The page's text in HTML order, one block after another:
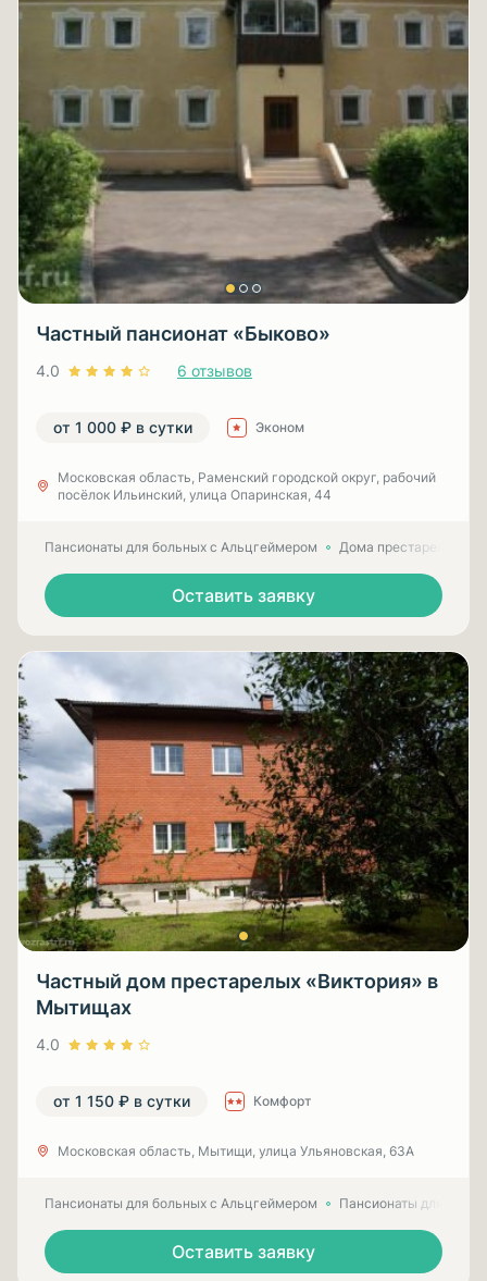
Частный пансионат «Быково»
4.0 6 отзывов
от 1 000 ₽ в сутки Эконом
Московская область, Раменский городской округ, рабочий
посёлок Ильинский, улица Опаринская, 44
Пансионаты для больных с Альцгеймером Дома престарелых
Оставить заявку
Частный дом престарелых «Виктория» в
Мытищах
4.0
от 1 150 ₽ в сутки Комфорт
Московская область, Мытищи, улица Ульяновская, 63А
Пансионаты для больных с Альцгеймером Пансионаты для
Оставить заявку